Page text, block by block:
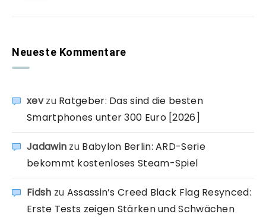
Neueste Kommentare
xevzu Ratgeber: Das sind die besten
Smartphones unter 300 Euro [2026]
Jadawin zu Babylon Berlin: ARD-Serie
bekommt kostenloses Steam-Spiel
Fidsh zu Assassin’s Creed Black Flag Resynced:
Erste Tests zeigen Stärken und Schwächen